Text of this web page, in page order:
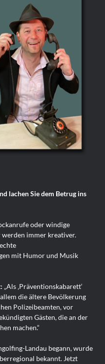
lachen Sie dem Betrug ins
oder windige
immer kreativer.
mit Humor und Musik
„Als ‚Präventionskabarett‘
die ältere Bevölkerung
Polizeibeamten, vor
Gästen, die an der
machen.“
Landau begann, wurde
bekannt. Jetzt